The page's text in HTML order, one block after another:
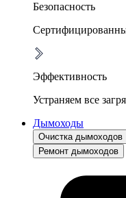
Безопасность
Эффективность
Устраняем все
Дымоходы
Очистка дымоходов
Ремонт дымоходов